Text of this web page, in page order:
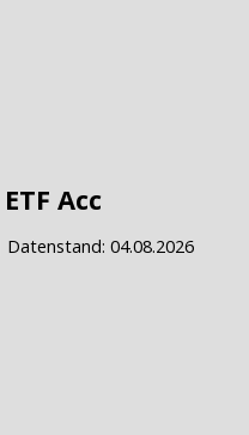
Acc
Datenstand: 04.08.2026